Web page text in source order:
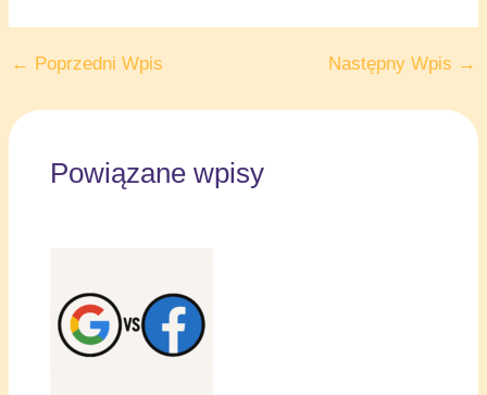
← Poprzedni Wpis Następny Wpis →
Powiązane wpisy